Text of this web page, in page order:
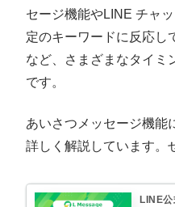
セージ機能やLINE チャ
定のキーワードに反応し
など、さまざまなタイミ
です。
あいさつメッセージ機能
詳しく解説しています。
LINE公